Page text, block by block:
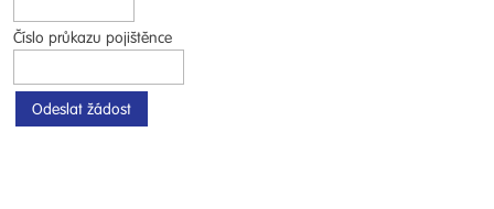
Číslo průkazu pojištěnce